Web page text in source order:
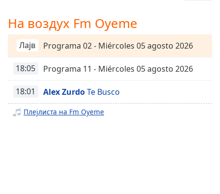
Chapters
Chapters
Descriptions
descriptions
off,
selected
На воздух Fm Oyeme
Лајв Programa 02 - Miércoles 05 agosto 2026
18:05 Programa 11 - Miércoles 05 agosto 2026
18:01 Alex ZurdoTe Busco
Плејлиста на Fm Oyeme